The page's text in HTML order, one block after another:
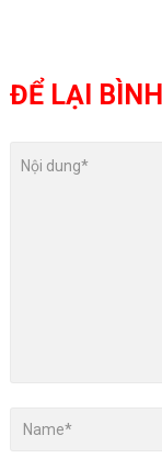
ĐỂ LẠI